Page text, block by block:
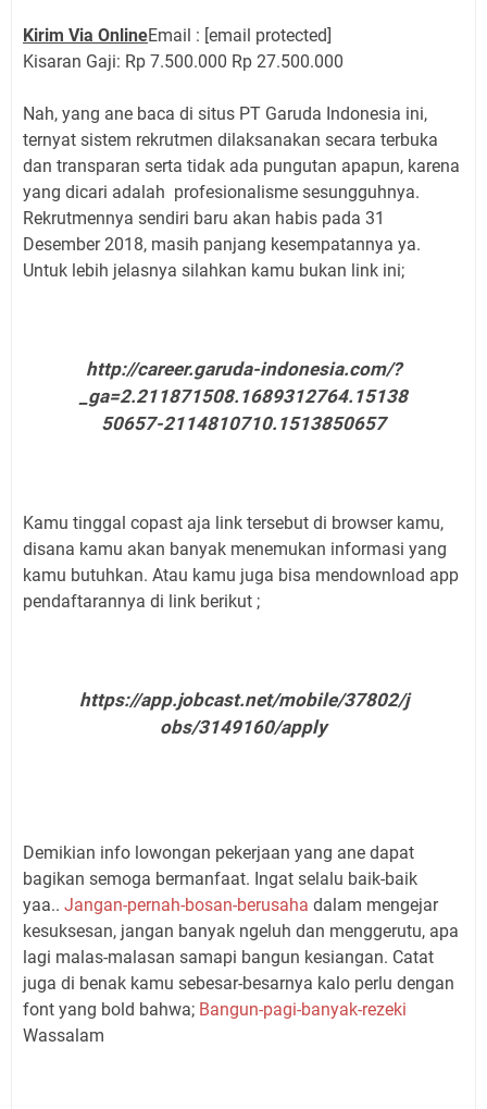
Kirim Via OnlineEmail : [email protected]
Kisaran Gaji: Rp 7.500.000 Rp 27.500.000
Nah, yang ane baca di situs PT Garuda Indonesia ini,
ternyat sistem rekrutmen dilaksanakan secara terbuka
dan transparan serta tidak ada pungutan apapun, karena
yang dicari adalah profesionalisme sesungguhnya.
Rekrutmennya sendiri baru akan habis pada 31
Desember 2018, masih panjang kesempatannya ya.
Untuk lebih jelasnya silahkan kamu bukan link ini;
http://career.garuda-indonesia.com/?
_ga=2.211871508.1689312764.15138
50657-2114810710.1513850657
Kamu tinggal copast aja link tersebut di browser kamu,
disana kamu akan banyak menemukan informasi yang
kamu butuhkan. Atau kamu juga bisa mendownload app
pendaftarannya di link berikut ;
https://app.jobcast.net/mobile/37802/j
obs/3149160/apply
Demikian info lowongan pekerjaan yang ane dapat
bagikan semoga bermanfaat. Ingat selalu baik-baik
yaa.. Jangan-pernah-bosan-berusaha dalam mengejar
kesuksesan, jangan banyak ngeluh dan menggerutu, apa
lagi malas-malasan samapi bangun kesiangan. Catat
juga di benak kamu sebesar-besarnya kalo perlu dengan
font yang bold bahwa; Bangun-pagi-banyak-rezeki
Wassalam